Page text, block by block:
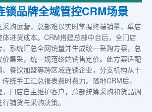
锁品牌全域管控CRM场景
购运营，总部难以实时掌握终端销量，单店
进货成本。CRM搭建总部中台后，全门店
系统汇总全网销量并生成统一采购方案，总
集采，统一规范终端销售定价。此方案适配
餐饮加盟等跨区域连锁企业，分支机构从十
统手工汇总报表费时费力。落地CRM后，
门店自主维护客户，总部统筹采购和货品调
铺货与采购决策。